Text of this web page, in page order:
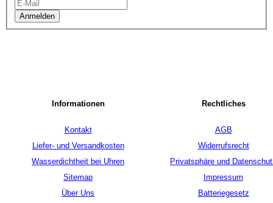
Anmelden
Informationen Rechtliches
Kontakt
AGB
Liefer- und Versandkosten
Widerrufsrecht
Wasserdichtheit bei Uhren
Privatsphäre und
Sitemap
Impressum
Über Uns
Batteriegesetz